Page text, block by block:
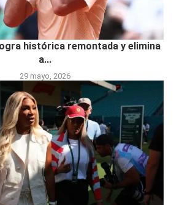
histórica remontada y elimina
a...
29 mayo, 2026